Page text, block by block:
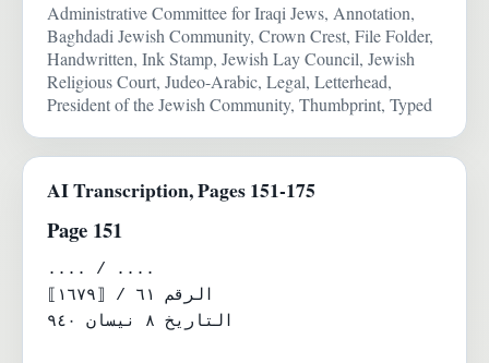
Administrative Committee for Iraqi Jews, Annotation,
Baghdadi Jewish Community, Crown Crest, File Folder,
Handwritten, Ink Stamp, Jewish Lay Council, Jewish
Religious Court, Judeo-Arabic, Legal, Letterhead,
President of the Jewish Community, Thumbprint, Typed
AI Transcription, Pages 151-175
Page 151
.... / ....
التاريخ ٨ نيسان ٩٤٠